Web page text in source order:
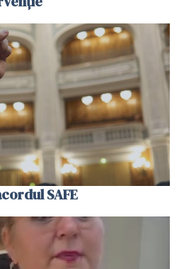
SAFE